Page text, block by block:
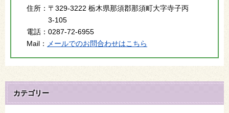
住所： 〒329-3222 栃木県那須郡那須町大字寺子丙
3-105
電話： 0287-72-6955
Mail：
メールでのお問合わせはこちら
カテゴリー